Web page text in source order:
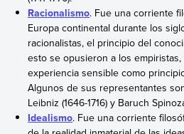
Racionalismo. Fue una corriente
Europa continental durante los
racionalistas, el principio del
esto se opusieron a los
experiencia sensible como
Algunos de sus representantes
Leibniz (1646-1716) y Baruch
Idealismo. Fue una corriente